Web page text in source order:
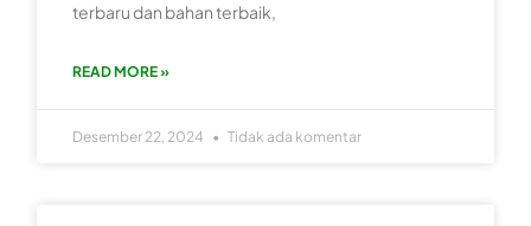
terbaru dan bahan terbaik,
READ MORE »
Desember 22, 2024 Tidak ada komentar